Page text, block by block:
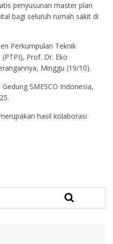
penyusunan master plan
bagi seluruh rumah sakit di
Perkumpulan Teknik
Prof. Dr. Eko
Minggu (19/10).
SMESCO Indonesia,
hasil kolaborasi